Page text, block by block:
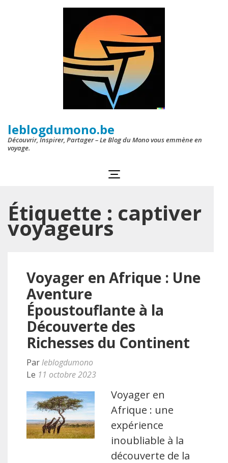
leblogdumono.be
Découvrir, Inspirer, Partager – Le Blog du Mono vous emmène en
voyage.
Étiquette : captiver
voyageurs
Voyager en Afrique : Une
Aventure
Époustouflante à la
Découverte des
Richesses du Continent
Parleblogdumono
Le 11 octobre 2023
Voyager en
Afrique : une
expérience
inoubliable à la
découverte de la